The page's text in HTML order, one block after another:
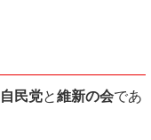
自民党と維新の会であ